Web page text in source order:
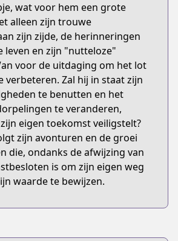
wat voor hem een grote
alleen zijn trouwe
zijn zijde, de herinneringen
leven en zijn "nutteloze"
voor de uitdaging om het lot
verbeteren. Zal hij in staat zijn
te benutten en het
te veranderen,
eigen toekomst veiligstelt?
zijn avonturen en de groei
die, ondanks de afwijzing van
is om zijn eigen weg
waarde te bewijzen.